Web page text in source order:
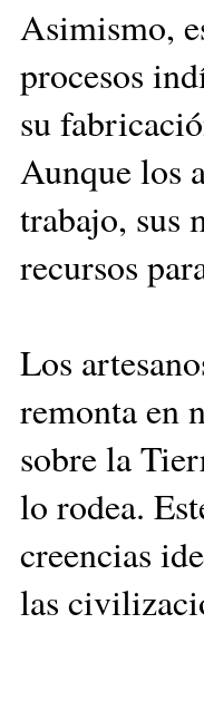
Asimismo,
procesos
su
Aunque los
trabajo, sus
recursos
Los
remonta en
sobre la
lo rodea.
creencias
las